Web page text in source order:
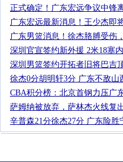
正式确定！广东宏远争议中锋
广东宏远最新消息！王少杰即
广东男篮消息！徐杰胳膊受伤
深圳官宣签约新外援 2米18塞
深圳男篮签约开拓者旧将巴吉
徐杰0分胡明轩3分 广东不敌山
CBA积分榜：北京首钢力压广
萨姆纳被放弃，萨林杰火线复
辛普森21分徐杰27分 广东险胜